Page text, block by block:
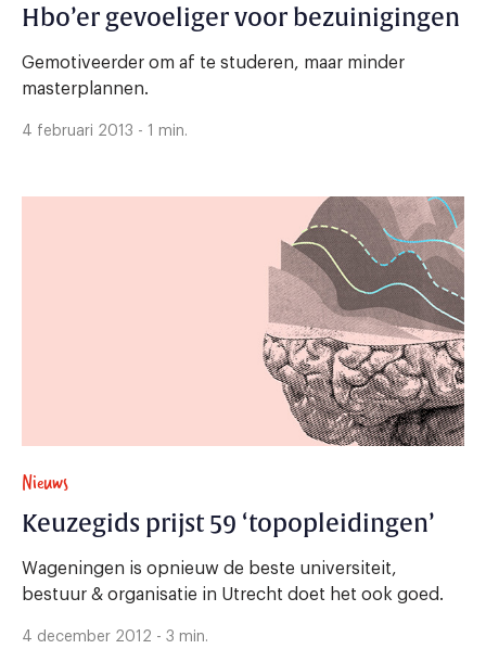
Hbo’er gevoeliger voor bezuinigingen
Gemotiveerder om af te studeren, maar minder
masterplannen.
4 februari 2013 - 1 min.
Nieuws
Keuzegids prijst 59 ‘topopleidingen’
Wageningen is opnieuw de beste universiteit,
bestuur & organisatie in Utrecht doet het ook goed.
4 december 2012 - 3 min.